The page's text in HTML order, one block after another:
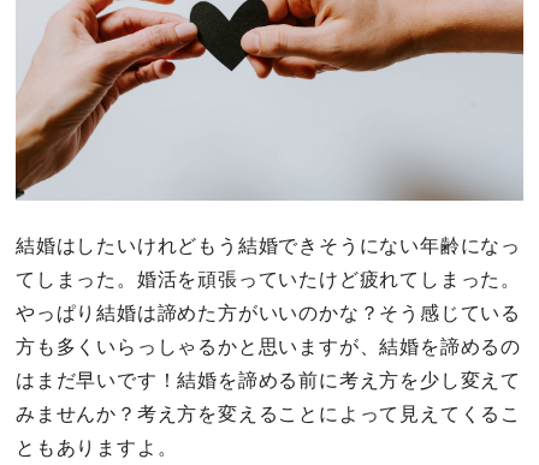
結婚はしたいけれどもう結婚できそうにない年齢になっ
てしまった。婚活を頑張っていたけど疲れてしまった。
やっぱり結婚は諦めた方がいいのかな？そう感じている
方も多くいらっしゃるかと思いますが、結婚を諦めるの
はまだ早いです！結婚を諦める前に考え方を少し変えて
みませんか？考え方を変えることによって見えてくるこ
ともありますよ。